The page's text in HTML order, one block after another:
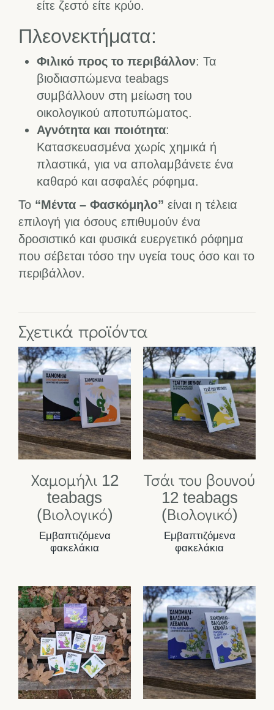
είτε ζεστό είτε κρύο.
Πλεονεκτήματα:
Φιλικό προς το περιβάλλον: Τα
βιοδιασπώμενα teabags
συμβάλλουν στη μείωση του
οικολογικού αποτυπώματος.
Αγνότητα και ποιότητα:
Κατασκευασμένα χωρίς χημικά ή
πλαστικά, για να απολαμβάνετε ένα
καθαρό και ασφαλές ρόφημα.
Το “Μέντα – Φασκόμηλο” είναι η τέλεια
επιλογή για όσους επιθυμούν ένα
δροσιστικό και φυσικά ευεργετικό ρόφημα
που σέβεται τόσο την υγεία τους όσο και το
περιβάλλον.
Σχετικά προϊόντα
Χαμομήλι 12
teabags
(Βιολογικό)
Εμβαπτιζόμενα
φακελάκια
Τσάι του βουνού
12 teabags
(Βιολογικό)
Εμβαπτιζόμενα
φακελάκια